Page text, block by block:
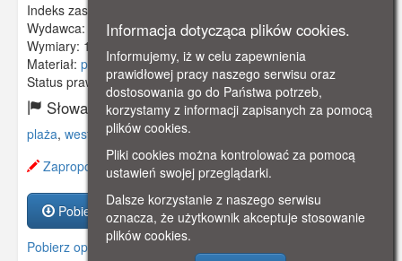
Indeks zasobu:
Wydawca:
Dr. Trenkler Co., Leipzig
Wymiary: 138 x 86 mm
Materiał: pocztówka
Status prawny:Użycie Niekomercyjne
Słowa kluczowe:
plaża, westerplatte, molo,kurort
Zaproponuj zmianę opisu.
Pobierz zasób
Pobierz opis
Informacja dotycząca plików cookies.
Informujemy, iż w celu zapewnienia
prawidłowej pracy naszego serwisu oraz
dostosowania go do Państwa potrzeb,
korzystamy z informacji zapisanych za pomocą
plików cookies.
Pliki cookies można kontrolować za pomocą
ustawień swojej przeglądarki.
Dalsze korzystanie z naszego serwisu
oznacza, że użytkownik akceptuje stosowanie
plików cookies.